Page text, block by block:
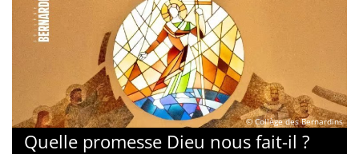
© Collège des Bernardins
Quelle promesse Dieu nous fait-il ?